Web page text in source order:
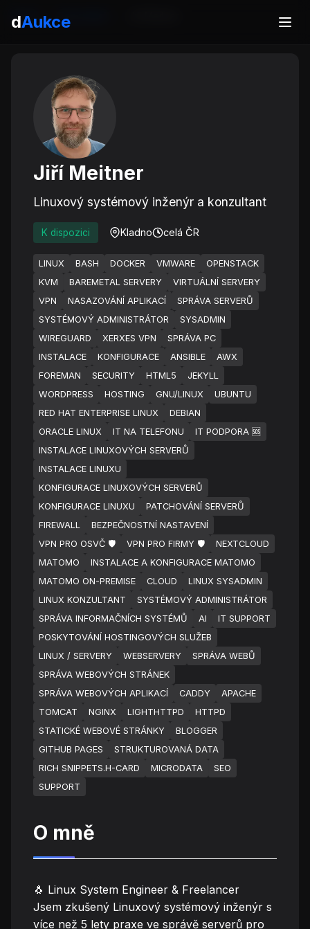
dAukce
Domů
Jiří Meitner
Linuxový systémový inženýr a konzultant
K dispozici Kladno celá ČR
LINUX BASH DOCKER VMWARE
OPENSTACK
KVM
BAREMETAL SERVERY
VIRTUÁLNÍ SERVERY
VPN
NASAZOVÁNÍ APLIKACÍ
SPRÁVA SERVERŮ
SYSTÉMOVÝ ADMINISTRÁTOR
SYSADMIN
WIREGUARD
XERXES VPN
SPRÁVA PC
INSTALACE
KONFIGURACE ANSIBLE
AWX
FOREMAN
SECURITY HTML5
JEKYLL
WORDPRESS
HOSTING GNU/LINUX
UBUNTU
RED HAT ENTERPRISE LINUX
DEBIAN
ORACLE LINUX
IT NA TELEFONU
IT PODPORA 🆘
INSTALACE LINUXOVÝCH SERVERŮ
INSTALACE LINUXU
KONFIGURACE LINUXOVÝCH SERVERŮ
KONFIGURACE LINUXU
PATCHOVÁNÍ SERVERŮ
FIREWALL
BEZPEČNOSTNÍ NASTAVENÍ
VPN PRO OSVČ 🛡️
VPN PRO FIRMY 🛡️
NEXTCLOUD
MATOMO
INSTALACE A KONFIGURACE MATOMO
MATOMO ON-PREMISE
CLOUD
LINUX SYSADMIN
LINUX KONZULTANT
SYSTÉMOVÝ ADMINISTRÁTOR
SPRÁVA INFORMAČNÍCH SYSTÉMŮ
AI
IT SUPPORT
POSKYTOVÁNÍ HOSTINGOVÝCH SLUŽEB
LINUX / SERVERY
WEBSERVERY
SPRÁVA WEBŮ
SPRÁVA WEBOVÝCH STRÁNEK
SPRÁVA WEBOVÝCH APLIKACÍ
CADDY
APACHE
TOMCAT
NGINX LIGHTHTTPD
HTTPD
STATICKÉ WEBOVÉ STRÁNKY
BLOGGER
GITHUB PAGES
STRUKTUROVANÁ DATA
RICH SNIPPETS.H-CARD
MICRODATA
SEO
SUPPORT
O mně
🐧 Linux System Engineer & Freelancer
Jsem zkušený Linuxový systémový inženýr s
více než 5 lety praxe ve správě serverů pro